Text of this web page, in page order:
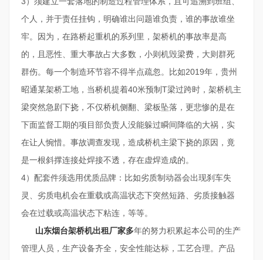
个人，并于责任挂钩，明确谁出问题谁负责，谁的事故谁坐
牢。因为，在路桥起重机的系列里，架桥机的事故率是高
的，且恶性、重大事故占大多数，小则机毁梁费，大则群死
群伤。每一个制造环节容不得半点疏忽。比如2019年，贵州
昭通某架桥工地，当桥机提着40米预制T梁过跨时，架桥机主
梁突然急剧下挠，不仅桥机侧翻、梁板坠落，更悲惨的是在
下面监督工期的项目部负责人没能躲过瞬间降临的大祸，实
在让人惋惜。事故调查发现，造成桥机主梁下挠的原因，竟
是一根斜撑连接处焊接不透，存在虚焊造成的。
4）配套件须选用优质品牌：比如劣质制动器会出现刹车失
灵、劣质电机会在重载或高温状态下突然短路、劣质接触器
会在过载或高温状态下粘连，等等。
山东烟台架桥机出租厂家多年的努力积累起本公司的生产
管理人员，生产设备齐全，安全性能达标，工艺合理。产品